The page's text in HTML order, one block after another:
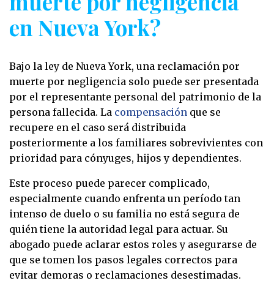
en Nueva York?
Bajo la ley de Nueva York, una reclamación por
muerte por negligencia solo puede ser presentada
por el representante personal del patrimonio de la
persona fallecida. La compensación que se
recupere en el caso será distribuida
posteriormente a los familiares sobrevivientes con
prioridad para cónyuges, hijos y dependientes.
Este proceso puede parecer complicado,
especialmente cuando enfrenta un período tan
intenso de duelo o su familia no está segura de
quién tiene la autoridad legal para actuar. Su
abogado puede aclarar estos roles y asegurarse de
que se tomen los pasos legales correctos para
evitar demoras o reclamaciones desestimadas.